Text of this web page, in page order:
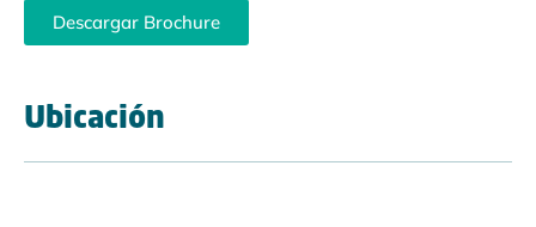
Descargar Brochure
Ubicación